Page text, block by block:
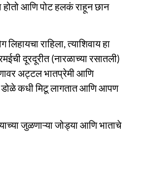
होतो आणि पोट हलकं राहून छान
राहिला, त्याशिवाय हा
दूरदूरीत (नारळाच्या रसातली)
अट्टल भातप्रेमी आणि
डोळे कधी मिटू लागतात आणि आपण
जुळणाऱ्या जोड्या आणि भाताचे